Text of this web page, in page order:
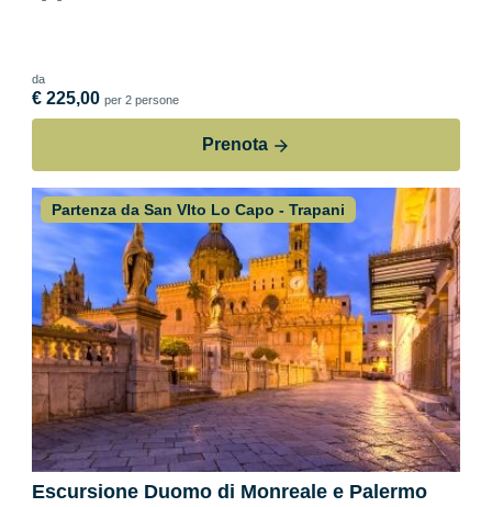
da
€ 225,00 per 2 persone
Prenota
Partenza da San VIto Lo Capo - Trapani
Escursione Duomo di Monreale e Palermo